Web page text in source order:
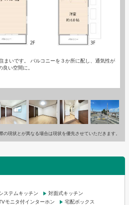
まいです。 バルコニーを３か所に配し、通気性が
良い空間に。
の現状とが異なる場合は現状を優先させていただきます。
ステムキッチン
対面式キッチン
モニタ付インターホン
宅配ボックス